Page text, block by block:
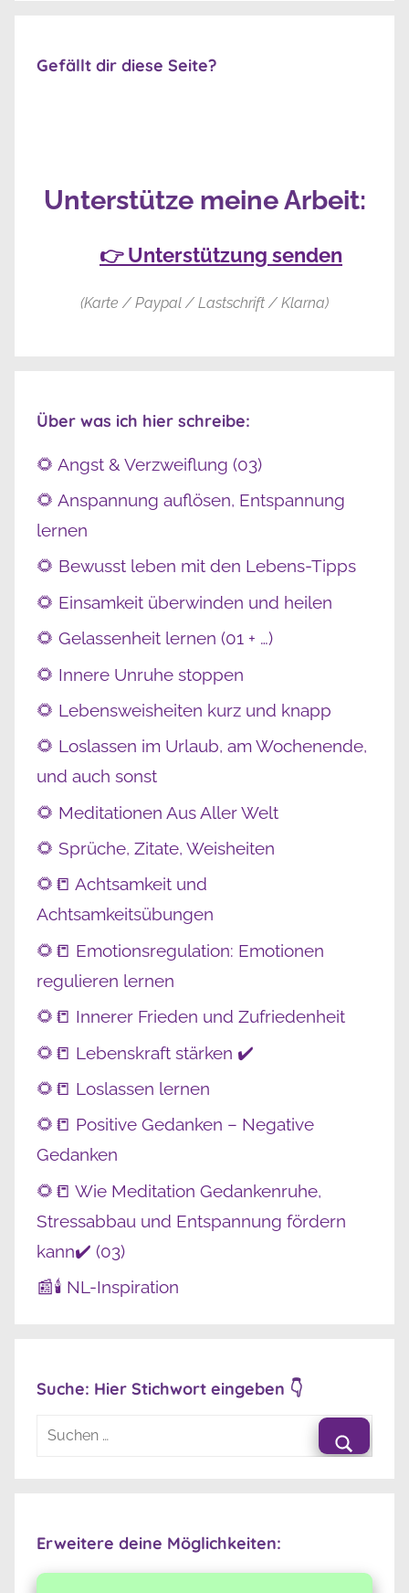
Gefällt dir diese Seite?
Unterstütze meine Arbeit:
👉 Unterstützung senden
(Karte / Paypal / Lastschrift / Klarna)
Über was ich hier schreibe:
🌻 Angst & Verzweiflung (03)
🌻 Anspannung auflösen, Entspannung
lernen
🌻 Bewusst leben mit den Lebens-Tipps
🌻 Einsamkeit überwinden und heilen
🌻 Gelassenheit lernen (01 + …)
🌻 Innere Unruhe stoppen
🌻 Lebensweisheiten kurz und knapp
🌻 Loslassen im Urlaub, am Wochenende,
und auch sonst
🌻 Meditationen Aus Aller Welt
🌻 Sprüche, Zitate, Weisheiten
🌻📒 Achtsamkeit und
Achtsamkeitsübungen
🌻📒 Emotionsregulation: Emotionen
regulieren lernen
🌻📒 Innerer Frieden und Zufriedenheit
🌻📒 Lebenskraft stärken ✔️
🌻📒 Loslassen lernen
🌻📒 Positive Gedanken – Negative
Gedanken
🌻📒 Wie Meditation Gedankenruhe,
Stressabbau und Entspannung fördern
kann✔️ (03)
📰🕯️ NL-Inspiration
Suche: Hier Stichwort eingeben 👇
Suchen
Erweitere deine Möglichkeiten: